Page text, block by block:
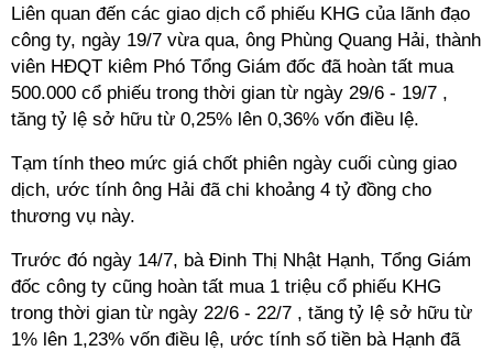
Liên quan đến các giao dịch cổ phiếu KHG của lãnh đạo
công ty, ngày 19/7 vừa qua, ông Phùng Quang Hải, thành
viên HĐQT kiêm Phó Tổng Giám đốc đã hoàn tất mua
500.000 cổ phiếu trong thời gian từ ngày 29/6 - 19/7 ,
tăng tỷ lệ sở hữu từ 0,25% lên 0,36% vốn điều lệ.
Tạm tính theo mức giá chốt phiên ngày cuối cùng giao
dịch, ước tính ông Hải đã chi khoảng 4 tỷ đồng cho
thương vụ này.
Trước đó ngày 14/7, bà Đinh Thị Nhật Hạnh, Tổng Giám
đốc công ty cũng hoàn tất mua 1 triệu cổ phiếu KHG
trong thời gian từ ngày 22/6 - 22/7 , tăng tỷ lệ sở hữu từ
1% lên 1,23% vốn điều lệ, ước tính số tiền bà Hạnh đã